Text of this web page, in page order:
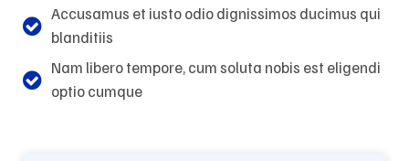
Accusamus et iusto odio dignissimos ducimus qui
blanditiis
Nam libero tempore, cum soluta nobis est eligendi
optio cumque